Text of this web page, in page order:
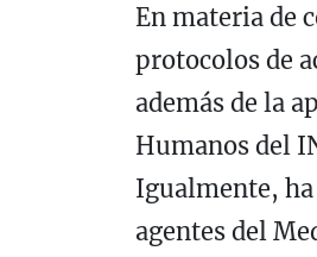
En materia de
protocolos de
además de la
Humanos del
Igualmente,
agentes del